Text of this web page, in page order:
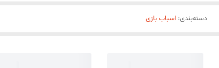
دسته‌بندی: اسباب بازی